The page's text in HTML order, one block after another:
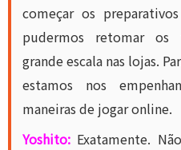
começar os
pudermos retomar os
grande escala nas lojas.
estamos nos
maneiras de jogar online.
Yoshito: Exatamente.